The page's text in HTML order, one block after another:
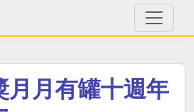
月月有罐十週年